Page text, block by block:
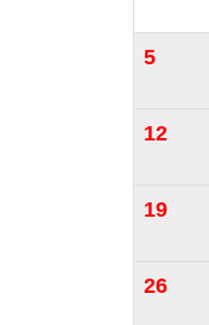
5
12
19
26